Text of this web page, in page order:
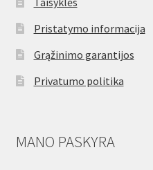
Pristatymo informacija
Grąžinimo garantijos
Privatumo politika
MANO PASKYRA